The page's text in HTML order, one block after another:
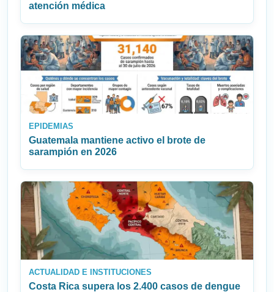
atención médica
EPIDEMIAS
Guatemala mantiene activo el brote de
sarampión en 2026
ACTUALIDAD E INSTITUCIONES
Costa Rica supera los 2.400 casos de dengue